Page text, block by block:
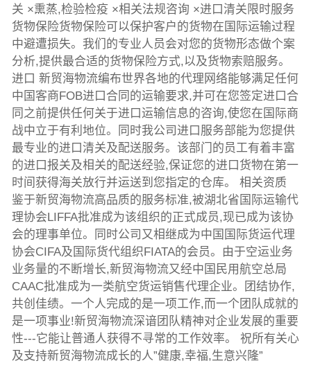
关 ×熏蒸,检验检疫 ×相关法规咨询 ×进口清关限时服务
货物保险货物保险可以保护客户的货物在国际运输过程
中避遭损失。我们的专业人员会对您的货物形态做个案
分析,提供最合适的货物保险方式,以及货物索赔服务。
进口 新贸海物流编布世界各地的代理网络能够满足任何
中国客商FOB进口合同的运输要求,并可在您签定进口合
同之前提供任何关于进口运输信息的咨询,使您在国际商
战中立于有利地位。同时我公司进口服务部能为您提供
最专业的进口清关及配送服务。该部门的员工有着丰富
的进口报关及相关的配送经验,保证您的进口货物在第一
时间获得海关放行并运送到您指定的仓库。 相关资质
鉴于新贸海物流高品质的服务标准,被湖北省国际运输代
理协会LIFFA批准成为该组织的正式成员,现已成为该协
会的理事单位。同时公司又相继成为中国国际货运代理
协会CIFA及国际货代组织FIATA的会员。由于空运业务
业务量的不断增长,新贸海物流又经中国民用航空总局
CAAC批准成为一类航空货运销售代理企业。团结协作,
共创佳绩。一个人完成的是一项工作,而一个团队成就的
是一项事业!新贸海物流深谙团队精神对企业发展的重要
性---它能让普通人获得不寻常的工作效率。 祝所有关心
及支持新贸海物流成长的人”健康,幸福,生意兴隆”